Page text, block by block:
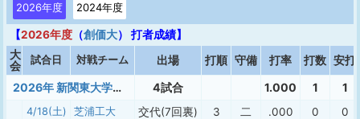
2026年度 2024年度
【2026年度 （創価大） 打者成績】
大
会
試合日 対戦チーム 出場 打順 守備 打率 打数 安打
2026年 新関東大学準硬式春季（1部） 4試合 1.000 1 1
4/18(土) 芝浦工大 交代(7回裏) 3 二 .000 0 0